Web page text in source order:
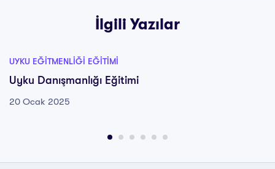
İlgili Yazılar
UYKU EĞITMENLIĞI EĞITIMI
Uyku Danışmanlığı Eğitimi
20 Ocak 2025